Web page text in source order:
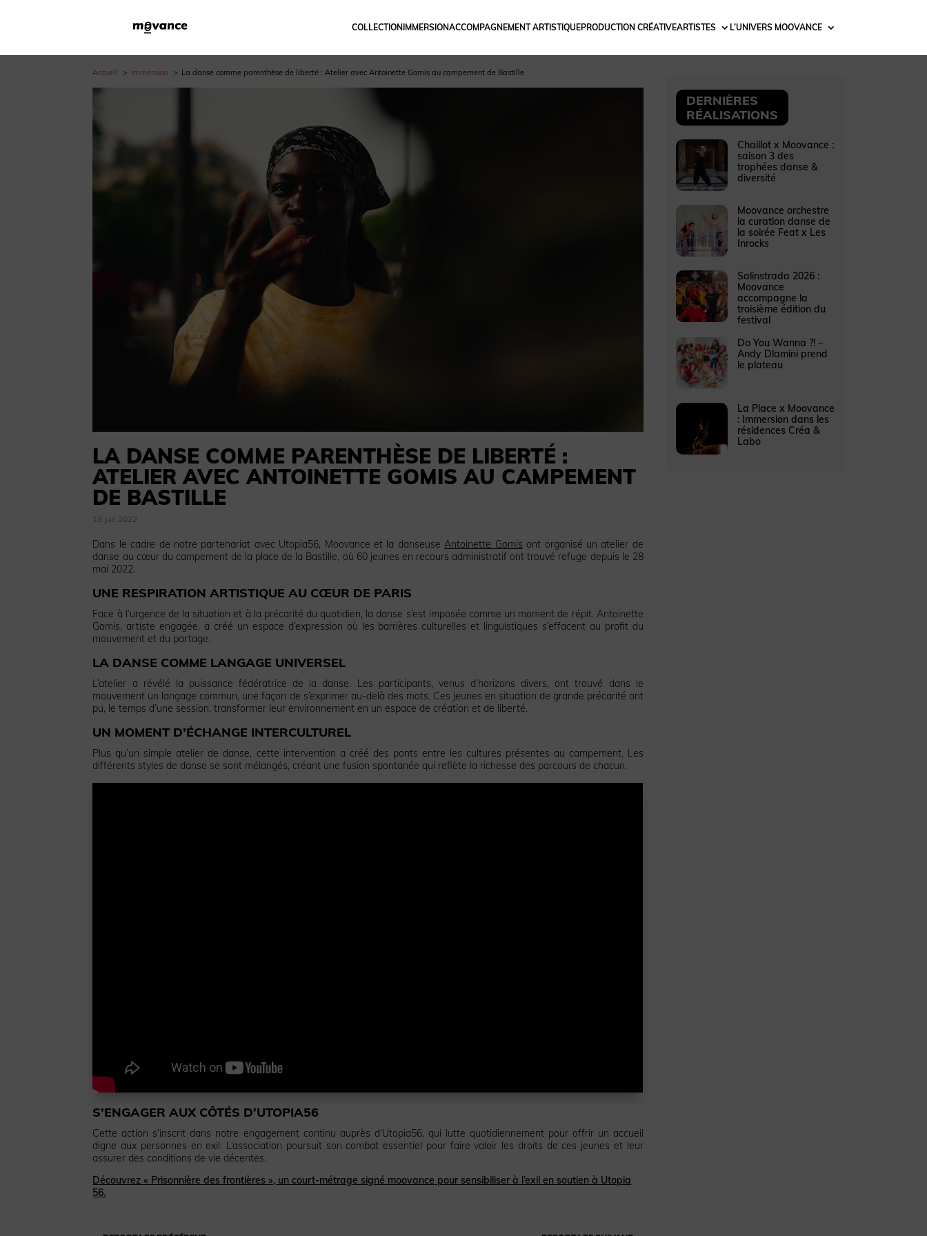
COLLECTION IMMERSIONACCOMPAGNEMENT ARTISTIQUEPRODUCTION CRÉATIVEARTISTES L’UNIVERS MOOVANCE
Accueil Immersion La danse comme parenthèse de liberté : Atelier avec Antoinette Gomis au campement de Bastille
LA DANSE COMME PARENTHÈSE DE LIBERTÉ :
ATELIER AVEC ANTOINETTE GOMIS AU CAMPEMENT
DE BASTILLE
18 Juil 2022
Dans le cadre de notre partenariat avec Utopia56, Moovance et la danseuseAntoinette Gomis ont organisé un atelier de
danse au cœur du campement de la place de la Bastille, où 60 jeunes en recours administratif ont trouvé refuge depuis le 28
mai 2022.
UNE RESPIRATION ARTISTIQUE AU CŒUR DE PARIS
Face à l’urgence de la situation et à la précarité du quotidien, la danse s’est imposée comme un moment de répit. Antoinette
Gomis, artiste engagée, a créé un espace d’expression où les barrières culturelles et linguistiques s’effacent au profit du
mouvement et du partage.
LA DANSE COMME LANGAGE UNIVERSEL
L’atelier a révélé la puissance fédératrice de la danse. Les participants, venus d’horizons divers, ont trouvé dans le
mouvement un langage commun, une façon de s’exprimer au-delà des mots. Ces jeunes en situation de grande précarité ont
pu, le temps d’une session, transformer leur environnement en un espace de création et de liberté.
UN MOMENT D’ÉCHANGE INTERCULTUREL
Plus qu’un simple atelier de danse, cette intervention a créé des ponts entre les cultures présentes au campement. Les
différents styles de danse se sont mélangés, créant une fusion spontanée qui reflète la richesse des parcours de chacun.
S’ENGAGER AUX CÔTÉS D’UTOPIA56
Cette action s’inscrit dans notre engagement continu auprès d’Utopia56, qui lutte quotidiennement pour offrir un accueil
digne aux personnes en exil. L’association poursuit son combat essentiel pour faire valoir les droits de ces jeunes et leur
assurer des conditions de vie décentes.
Découvrez « Prisonnière des frontières », un court-métrage signé moovance pour sensibiliser à l’exil en soutien à Utopia
56.
DERNIÈRES
RÉALISATIONS
Chaillot x Moovance :
saison 3 des
trophées danse &
diversité
Moovance orchestre
la curation danse de
la soirée Feat x Les
Inrocks
Salinstrada 2026 :
Moovance
accompagne la
troisième édition du
festival
Do You Wanna ?! –
Andy Dlamini prend
le plateau
La Place x Moovance
: Immersion dans les
résidences Créa &
Labo